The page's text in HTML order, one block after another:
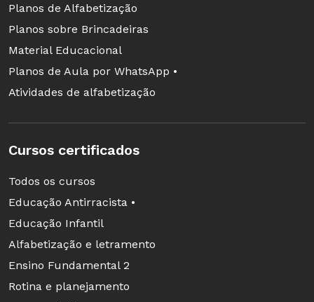
Planos de Alfabetização
Planos sobre Brincadeiras
Material Educacional
Planos de Aula por WhatsApp •
Atividades de alfabetização
Cursos certificados
Todos os cursos
Educação Antirracista •
Educação Infantil
Alfabetização e letramento
Ensino Fundamental 2
Rotina e planejamento